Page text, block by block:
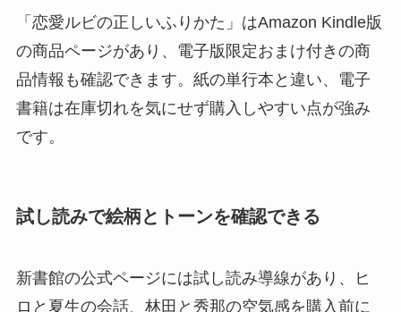
「恋愛ルビの正しいふりかた」はAmazon Kindle版
の商品ページがあり、電子版限定おまけ付きの商
品情報も確認できます。紙の単行本と違い、電子
書籍は在庫切れを気にせず購入しやすい点が強み
です。
試し読みで絵柄とトーンを確認できる
新書館の公式ページには試し読み導線があり、ヒ
ロと夏生の会話、林田と秀那の空気感を購入前に